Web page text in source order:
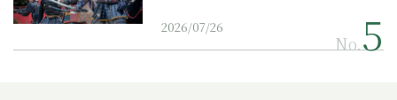
2026/07/26
No.